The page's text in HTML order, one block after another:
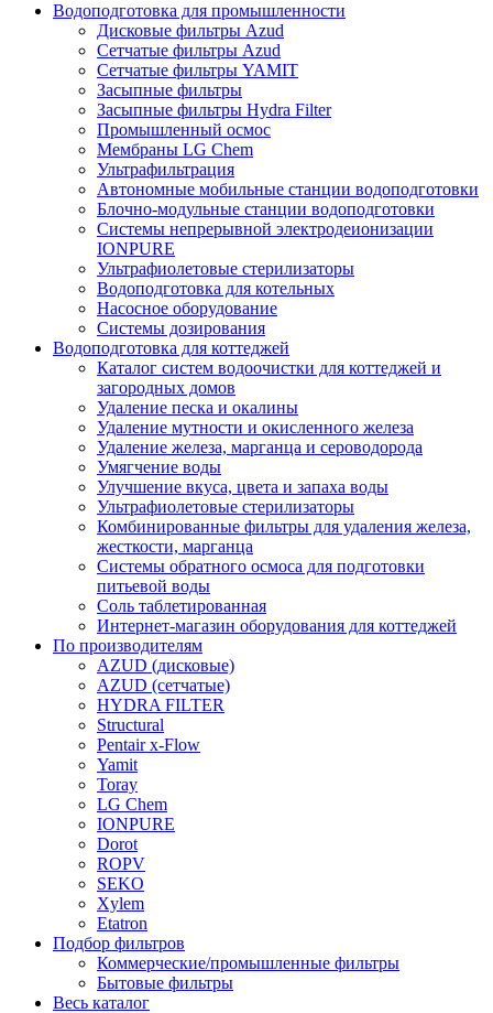
Водоподготовка для промышленности
Дисковые фильтры Azud
Сетчатые фильтры Azud
Сетчатые фильтры YAMIT
Засыпные фильтры
Засыпные фильтры Hydra Filter
Промышленный осмос
Мембраны LG Chem
Ультрафильтрация
Автономные мобильные станции водоподготовки
Блочно-модульные станции водоподготовки
Системы непрерывной электродеионизации
IONPURE
Ультрафиолетовые стерилизаторы
Водоподготовка для котельных
Насосное оборудование
Системы дозирования
Водоподготовка для коттеджей
Каталог систем водоочистки для коттеджей и
загородных домов
Удаление песка и окалины
Удаление мутности и окисленного железа
Удаление железа, марганца и сероводорода
Умягчение воды
Улучшение вкуса, цвета и запаха воды
Ультрафиолетовые стерилизаторы
Комбинированные фильтры для удаления железа,
жесткости, марганца
Системы обратного осмоса для подготовки
питьевой воды
Соль таблетированная
Интернет-магазин оборудования для коттеджей
По производителям
AZUD (дисковые)
AZUD (сетчатые)
HYDRA FILTER
Structural
Pentair x-Flow
Yamit
Toray
LG Chem
IONPURE
Dorot
ROPV
SEKO
Xylem
Etatron
Подбор фильтров
Коммерческие/промышленные фильтры
Бытовые фильтры
Весь каталог